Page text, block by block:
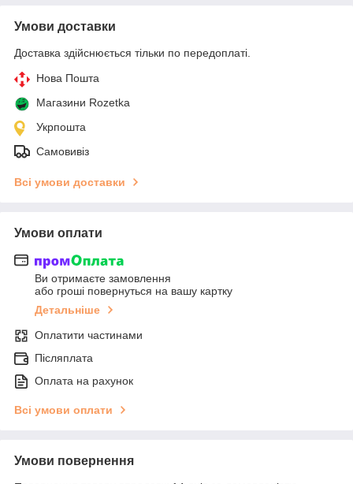
Умови доставки
Доставка здійснюється тільки по передоплаті.
Нова Пошта
Магазини Rozetka
Укрпошта
Самовивіз
Всі умови доставки
Умови оплати
Ви отримаєте замовлення
або гроші повернуться на вашу картку
Детальніше
Оплатити частинами
Післяплата
Оплата на рахунок
Всі умови оплати
Умови повернення